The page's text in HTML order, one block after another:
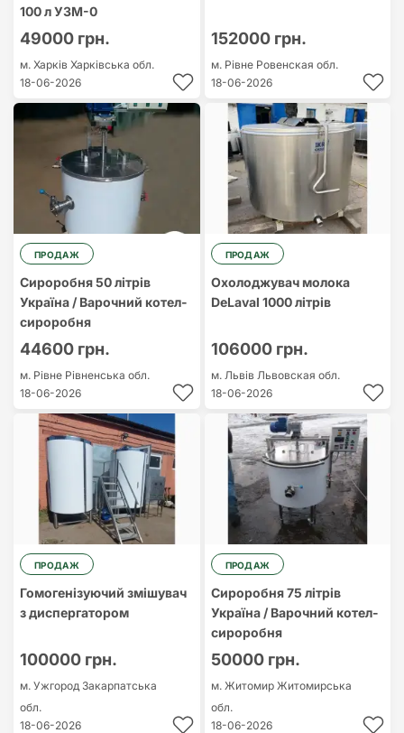
100 л УЗМ-0
49000 грн.
м. Харків Харківська обл.
18-06-2026
152000 грн.
м. Рівне Ровенская обл.
18-06-2026
ПРОДАЖ
Сироробня 50 літрів
Україна / Варочний котел-
сироробня
44600 грн.
м. Рівне Рівненська обл.
18-06-2026
ПРОДАЖ
Охолоджувач молока
DeLaval 1000 літрів
106000 грн.
м. Львів Львовская обл.
18-06-2026
ПРОДАЖ
Гомогенізуючий змішувач
з диспергатором
100000 грн.
м. Ужгород Закарпатська
обл.
18-06-2026
ПРОДАЖ
Сироробня 75 літрів
Україна / Варочний котел-
сироробня
50000 грн.
м. Житомир Житомирська
обл.
18-06-2026